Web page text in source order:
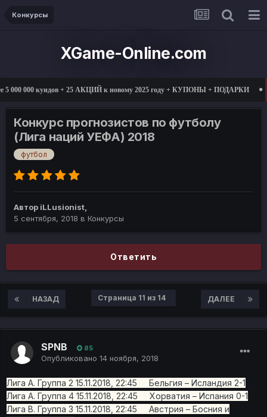
Конкурсы
XGame-Online.com
000 куидов + 25 АКЦИЙ к новому 2025 году + КУПОНЫ + ПОДАРКИ
Конкурс прогнозистов по футболу
(Лига наций УЕФА) 2018
футбол
Автор iLLusionist,
5 сентября, 2018 в Конкурсы
Ответить
НАЗАД ДАЛЕЕ
Страница 11 из 14
SPNB 85
Опубликовано 14 ноября, 2018
Лига A. Группа 2 15.11.2018, 22:45 Бельгия – Исландия 2-1
Лига A. Группа 4 15.11.2018, 22:45 Хорватия – Испания 0-1
Лига B. Группа 3 15.11.2018, 22:45 Австрия – Босния и